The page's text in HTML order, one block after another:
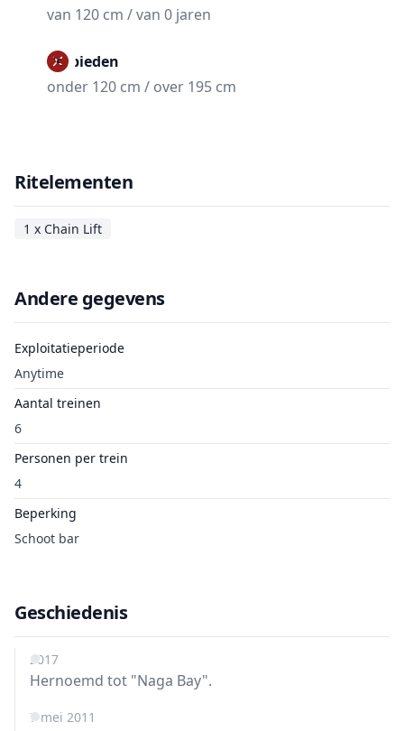
van 120 cm / van 0 jaren
Verbieden
onder 120 cm / over 195 cm
Ritelementen
1 x Chain Lift
Andere gegevens
Exploitatieperiode
Anytime
Aantal treinen
6
Personen per trein
4
Beperking
Schoot bar
Geschiedenis
2017
Hernoemd tot "Naga Bay".
7 mei 2011